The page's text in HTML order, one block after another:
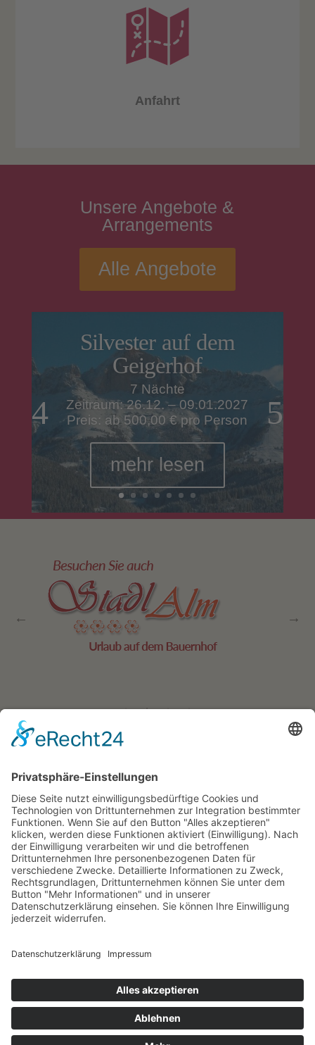
Anfahrt
UnsereAngebote &
Arrangements
Alle Angebote
Silvester auf dem
Geigerhof
7 Nächte
Zeitraum: 26.12. – 09.01.2027
Preis: ab 500,00 € pro Person
mehr lesen
Kircher
∎ Karerseestrasse 124
Welschnofen ∎ Südtirol/Italien
Tel. + Fax 0039 340 401
6259 ∎ info@geigerhof.it

© Residence Geigerhof*** Impressum
Datenschutz powered by